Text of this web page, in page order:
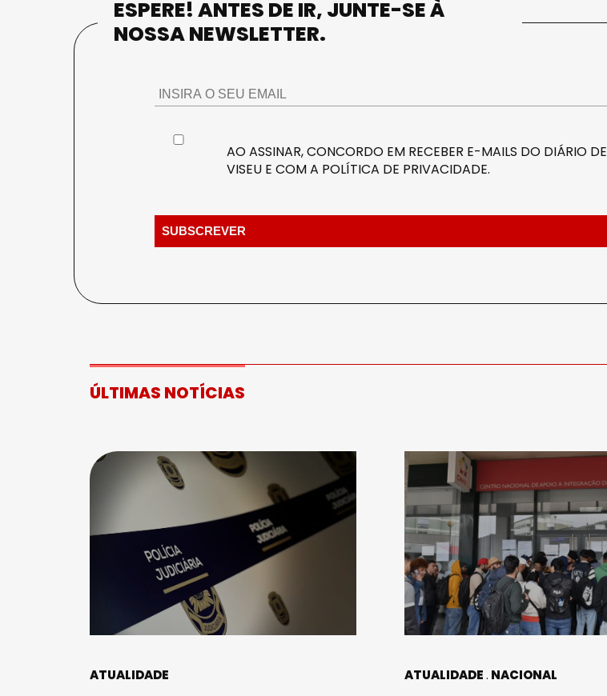
ESPERE! ANTES DE IR, JUNTE-SE À
NOSSA NEWSLETTER.
AO ASSINAR, CONCORDO EM RECEBER E-MAILS DO DIÁRIO DE
VISEU E COM A POLÍTICA DE PRIVACIDADE.
ÚLTIMAS NOTÍCIAS
ATUALIDADE ATUALIDADE NACIONAL